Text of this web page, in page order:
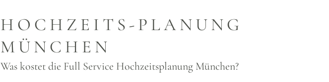
HOCHZEITS-PLANUNG
MÜNCHEN
Was kostet die Full Service Hochzeitsplanung München?